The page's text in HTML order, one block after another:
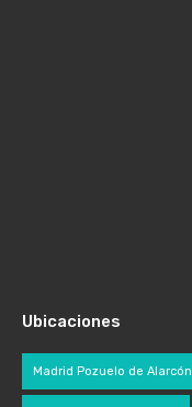
Ubicaciones
Madrid Pozuelo de Alarcón